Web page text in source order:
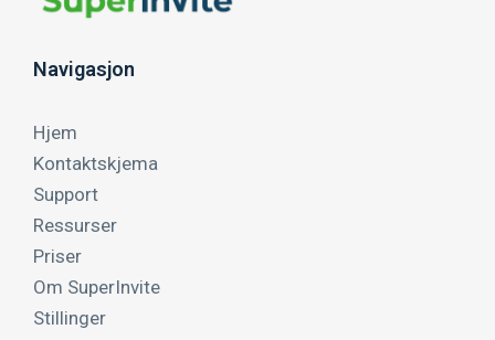
Navigasjon
Hjem
Kontaktskjema
Support
Ressurser
Priser
Om SuperInvite
Stillinger